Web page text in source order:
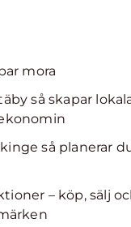
mora
så skapar
så planerar
– köp, sälj